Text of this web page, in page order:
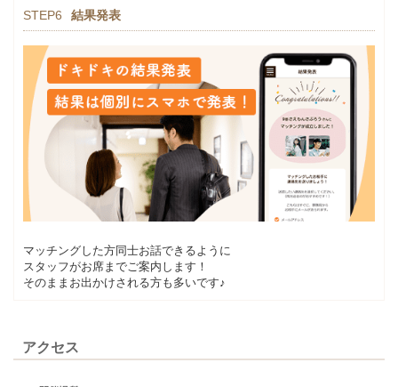
STEP6 結果発表
マッチングした方同士お話できるように
スタッフがお席までご案内します！
そのままお出かけされる方も多いです♪
アクセス